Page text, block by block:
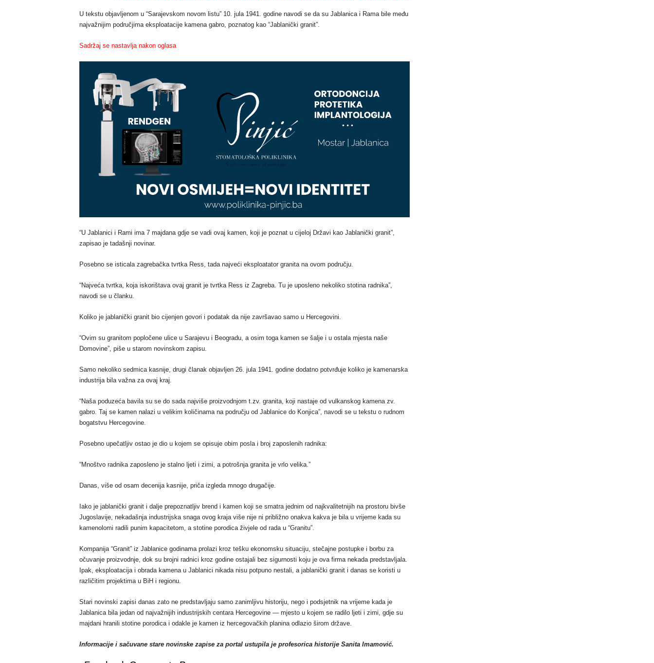
U tekstu objavljenom u “Sarajevskom novom listu” 10. jula 1941. godine navodi se da su Jablanica i Rama bile među
najvažnijim područjima eksploatacije kamena gabro, poznatog kao “Jablanički granit”.
Sadržaj se nastavlja nakon oglasa
“U Jablanici i Rami ima 7 majdana gdje se vadi ovaj kamen, koji je poznat u cijeloj Državi kao Jablanički granit”,
zapisao je tadašnji novinar.
Posebno se isticala zagrebačka tvrtka Ress, tada najveći eksploatator granita na ovom području.
“Najveća tvrtka, koja iskorištava ovaj granit je tvrtka Ress iz Zagreba. Tu je uposleno nekoliko stotina radnika”,
navodi se u članku.
Koliko je jablanički granit bio cijenjen govori i podatak da nije završavao samo u Hercegovini.
“Ovim su granitom popločene ulice u Sarajevu i Beogradu, a osim toga kamen se šalje i u ostala mjesta naše
Domovine”, piše u starom novinskom zapisu.
Samo nekoliko sedmica kasnije, drugi članak objavljen 26. jula 1941. godine dodatno potvrđuje koliko je kamenarska
industrija bila važna za ovaj kraj.
“Naša poduzeća bavila su se do sada najviše proizvodnjom t.zv. granita, koji nastaje od vulkanskog kamena zv.
gabro. Taj se kamen nalazi u velikim količinama na području od Jablanice do Konjica”, navodi se u tekstu o rudnom
bogatstvu Hercegovine.
Posebno upečatljiv ostao je dio u kojem se opisuje obim posla i broj zaposlenih radnika:
“Mnoštvo radnika zaposleno je stalno ljeti i zimi, a potrošnja granita je vrlo velika.”
Danas, više od osam decenija kasnije, priča izgleda mnogo drugačije.
Iako je jablanički granit i dalje prepoznatljiv brend i kamen koji se smatra jednim od najkvalitetnijih na prostoru bivše
Jugoslavije, nekadašnja industrijska snaga ovog kraja više nije ni približno onakva kakva je bila u vrijeme kada su
kamenolomi radili punim kapacitetom, a stotine porodica živjele od rada u “Granitu”.
Kompanija “Granit” iz Jablanice godinama prolazi kroz tešku ekonomsku situaciju, stečajne postupke i borbu za
očuvanje proizvodnje, dok su brojni radnici kroz godine ostajali bez sigurnosti koju je ova firma nekada predstavljala.
Ipak, eksploatacija i obrada kamena u Jablanici nikada nisu potpuno nestali, a jablanički granit i danas se koristi u
različitim projektima u BiH i regionu.
Stari novinski zapisi danas zato ne predstavljaju samo zanimljivu historiju, nego i podsjetnik na vrijeme kada je
Jablanica bila jedan od najvažnijih industrijskih centara Hercegovine — mjesto u kojem se radilo ljeti i zimi, gdje su
majdani hranili stotine porodica i odakle je kamen iz hercegovačkih planina odlazio širom države.
Informacije i sačuvane stare novinske zapise za portal ustupila je profesorica historije Sanita Imamović.